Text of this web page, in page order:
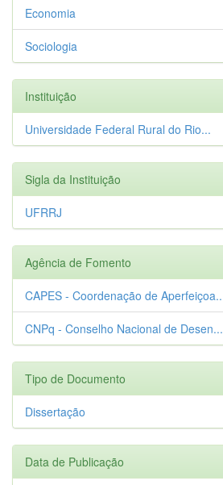
Economia
Sociologia
Instituição
Universidade Federal Rural do Rio...
Sigla da Instituição
UFRRJ
Agência de Fomento
CAPES - Coordenação de
CNPq - Conselho Nacional de Desen...
Tipo de Documento
Dissertação
Data de Publicação